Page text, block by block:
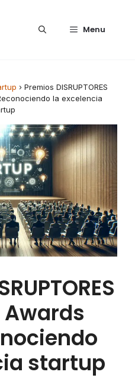
Menu
› Premios DISRUPTORES
la excelencia
startup